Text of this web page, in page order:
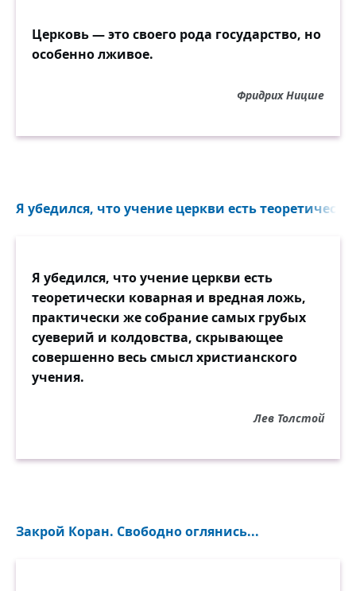
Церковь — это своего рода государство, но
особенно лживое.
Фридрих Ницше
Я убедился, что учение церкви есть
Я убедился, что учение церкви есть
теоретически коварная и вредная ложь,
практически же собрание самых грубых
суеверий и колдовства, скрывающее
совершенно весь смысл христианского
учения.
Лев Толстой
Закрой Коран. Свободно оглянись...